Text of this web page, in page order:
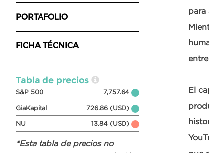
PORTAFOLIO
FICHA TÉCNICA
Tabla de precios
S&P 500 7,757.64
GiaKapital 726.86 (USD)
NU 13.84 (USD)
*Esta tabla de precios no
para
El